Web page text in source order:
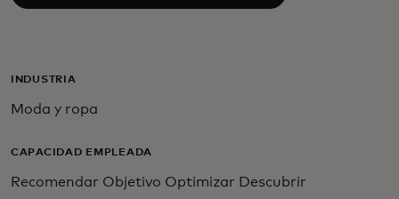
INDUSTRIA
Moda y ropa
CAPACIDAD EMPLEADA
Recomendar Objetivo Optimizar Descubrir